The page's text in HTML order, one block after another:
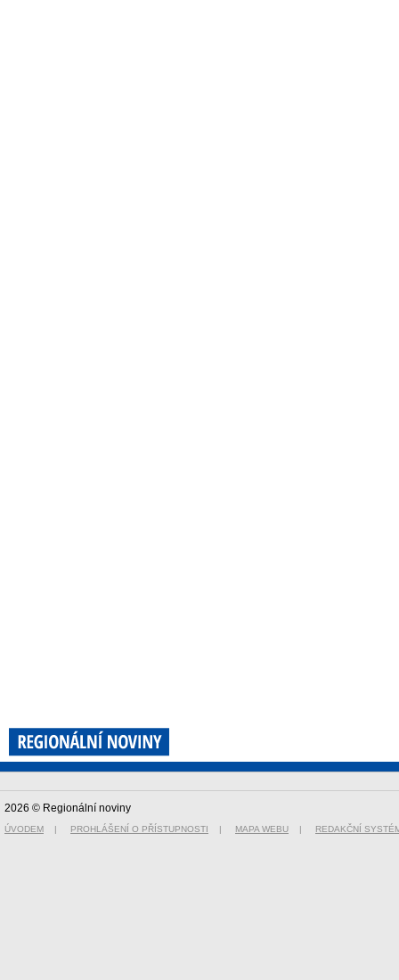
2026 © Regionální noviny
ÚVODEM | PROHLÁŠENÍ O PŘÍSTUPNOSTI | MAPA WEBU | REDAKČNÍ